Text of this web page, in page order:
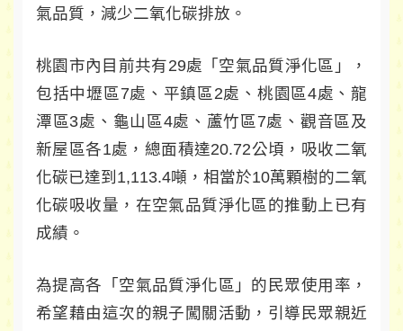
氣品質，減少二氧化碳排放。
桃園市內目前共有29處「空氣品質淨化區」，
包括中壢區7處、平鎮區2處、桃園區4處、龍
潭區3處、龜山區4處、蘆竹區7處、觀音區及
新屋區各1處，總面積達20.72公頃，吸收二氧
化碳已達到1,113.4噸，相當於10萬顆樹的二氧
化碳吸收量，在空氣品質淨化區的推動上已有
成績。
為提高各「空氣品質淨化區」的民眾使用率，
希望藉由這次的親子闖關活動，引導民眾親近